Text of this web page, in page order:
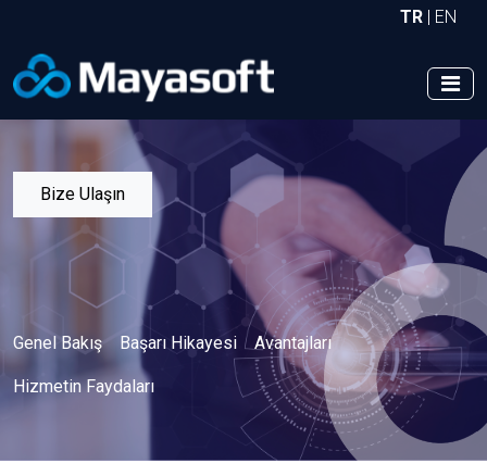
TR | EN
Bize Ulaşın
Genel Bakış Başarı Hikayesi Avantajları
Hizmetin Faydaları